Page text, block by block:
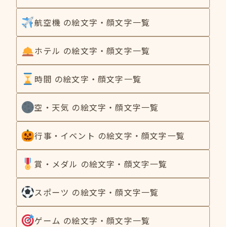
航空機 の絵文字・顔文字一覧
ホテル の絵文字・顔文字一覧
時間 の絵文字・顔文字一覧
空・天気 の絵文字・顔文字一覧
行事・イベント の絵文字・顔文字一覧
賞・メダル の絵文字・顔文字一覧
スポーツ の絵文字・顔文字一覧
ゲーム の絵文字・顔文字一覧